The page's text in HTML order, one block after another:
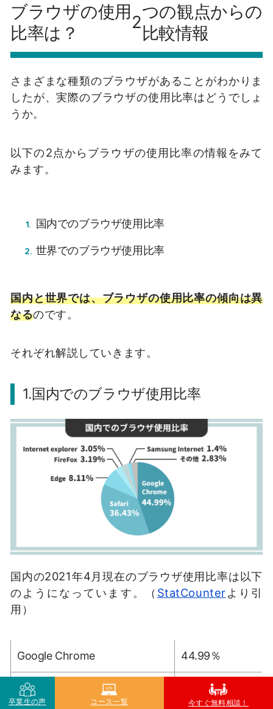
ブラウザの使用
比率は？
2
つの観点からの
比較情報
さまざまな種類のブラウザがあることがわかりま
したが、実際のブラウザの使用比率はどうでしょ
うか。
以下の2点からブラウザの使用比率の情報をみて
みます。
国内でのブラウザ使用比率
世界でのブラウザ使用比率
国内と世界では、ブラウザの使用比率の傾向は異
なるのです。
それぞれ解説していきます。
1.国内でのブラウザ使用比率
国内の2021年4月現在のブラウザ使用比率は以下
のようになっています。（ StatCounterより引
用）
Google Chrome 44.99％
Safari 36.43％
卒業生の声 コース一覧 今すぐ無料相談！